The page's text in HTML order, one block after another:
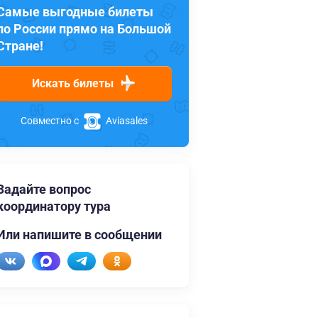
выгодные билеты
России прямо на Большой
Искать билеты
Совместно с Aviasales
вопрос
тура
напишите в сообщении